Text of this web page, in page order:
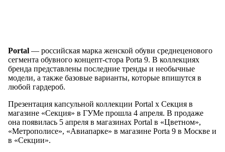
Portal — российская марка женской обуви среднеценового
сегмента обувного концепт-стора Porta 9. В коллекциях
бренда представлены последние тренды и необычные
модели, а также базовые варианты, которые впишутся в
любой гардероб.
Презентация капсульной коллекции Portal x Секция в
магазине «Секция» в ГУМе прошла 4 апреля. В продаже
она появилась 5 апреля в магазинах Portal в «Цветном»,
«Метрополисе», «Авиапарке» в магазине Porta 9 в Москве и
в «Секции».